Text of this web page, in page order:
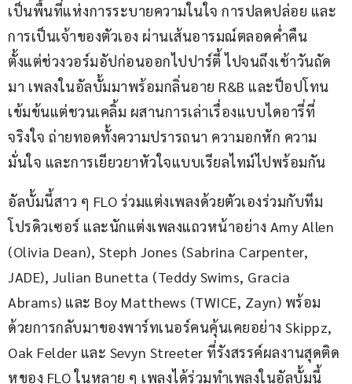
เป็นพื้นที่แห่งการระบายความในใจ การปลดปล่อย และ
การเป็นเจ้าของตัวเอง ผ่านเส้นอารมณ์ตลอดค่ำคืน
ตั้งแต่ช่วงวอร์มอัปก่อนออกไปปาร์ตี้ ไปจนถึงเช้าวันถัด
มา เพลงในอัลบั้มมาพร้อมกลิ่นอาย R&B และป็อปโทน
เข้มข้นแต่ชวนเคลิ้ม ผสานการเล่าเรื่องแบบไดอารี่ที่
จริงใจ ถ่ายทอดทั้งความปรารถนา ความอกหัก ความ
มั่นใจ และการเยียวยาหัวใจแบบเรียลไทม์ไปพร้อมกัน
อัลบั้มนี้สาว ๆ FLO ร่วมแต่งเพลงด้วยตัวเองร่วมกับทีม
โปรดิวเซอร์ และนักแต่งเพลงแถวหน้าอย่าง Amy Allen
(Olivia Dean), Steph Jones (Sabrina Carpenter,
JADE), Julian Bunetta (Teddy Swims, Gracia
Abrams) และ Boy Matthews (TWICE, Zayn) พร้อม
ด้วยการกลับมาของพาร์ทเนอร์คนคุ้นเคยอย่าง Skippz,
Oak Felder และ Sevyn Streeter ที่รังสรรค์ผลงานสุดติด
หูของ FLO ในหลาย ๆ เพลงได้ร่วมทำเพลงในอัลบั้มนี้